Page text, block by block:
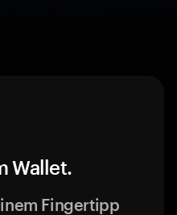
Wallet.
Fingertipp